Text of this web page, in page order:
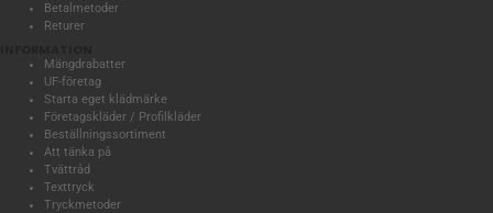
Betalmetoder
Returer
Mängdrabatter
UF-företag
Starta eget klädmärke
Företagskläder / Profilkläder
Beställningssortiment
Att tänka på
Tvättråd
Texttryck
Tryckmetoder